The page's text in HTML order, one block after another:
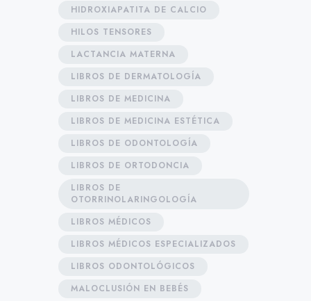
HIDROXIAPATITA DE CALCIO
HILOS TENSORES
LACTANCIA MATERNA
LIBROS DE DERMATOLOGÍA
LIBROS DE MEDICINA
LIBROS DE MEDICINA ESTÉTICA
LIBROS DE ODONTOLOGÍA
LIBROS DE ORTODONCIA
LIBROS DE
OTORRINOLARINGOLOGÍA
LIBROS MÉDICOS
LIBROS MÉDICOS ESPECIALIZADOS
LIBROS ODONTOLÓGICOS
MALOCLUSIÓN EN BEBÉS